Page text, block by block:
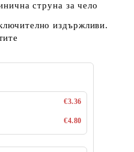
струна за чело
издържливи.
€3.36
€4.80